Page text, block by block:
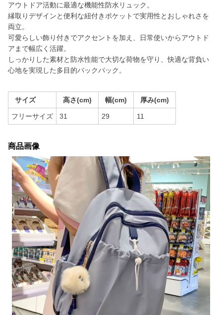
アウトドア活動に最適な機能性防水リュック。
縁取りデザインと便利な紐付きポケットで実用性とおしゃれさを
両立。
可愛らしい飾り付きでアクセントを加え、日常使いからアウトド
アまで幅広く活躍。
しっかりした素材と防水性能で大切な荷物を守り、快適な背負い
心地を実現した多目的バックパック。
サイズ 高さ(cm) 幅(cm) 厚み(cm)
フリーサイズ 31 29 11
商品画像